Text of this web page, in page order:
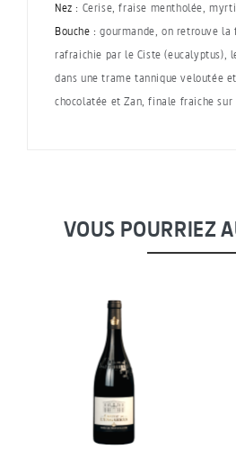
Nez : Cerise, fraise mentholée,
Bouche : gourmande, on retrouve la
rafraichie par le Ciste (eucalyptus),
dans une trame tannique veloutée
chocolatée et Zan, finale fraiche sur
VOUS POURRIEZ